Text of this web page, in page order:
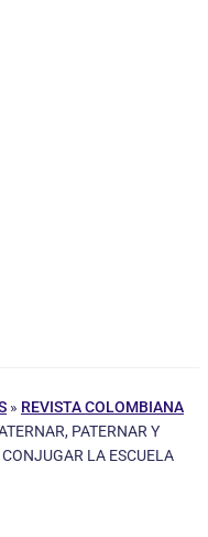
» REVISTA COLOMBIANA
PATERNAR Y
LA ESCUELA